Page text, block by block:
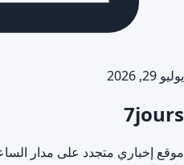
يوليو 29, 2026
7jours
موقع إخباري متجدد على مدار